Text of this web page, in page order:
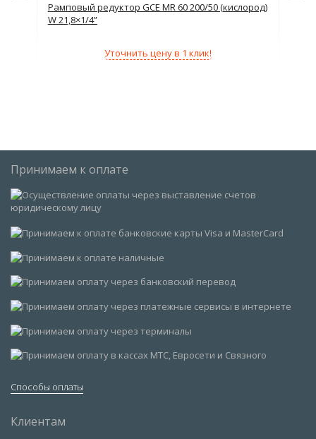
Рамповый редуктор GCE MR 60 200/50 (кислород)
W 21,8×1/4”
Уточнить цену в 1 клик!
Принимаем к оплате
Способы оплаты
Клиентам